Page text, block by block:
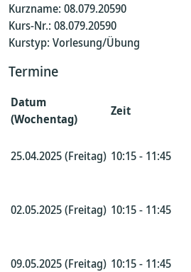
Kurzname: 08.079.20590
Kurs-Nr.: 08.079.20590
Kurstyp: Vorlesung/Übung
Termine
Datum
(Wochentag)
Zeit
25.04.2025 (Freitag) 10:15 - 11:45
02.05.2025 (Freitag) 10:15 - 11:45
09.05.2025 (Freitag) 10:15 - 11:45